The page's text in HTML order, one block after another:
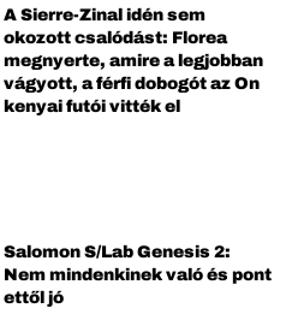
A Sierre-Zinal idén sem
okozott csalódást: Florea
megnyerte, amire a legjobban
vágyott, a férfi dobogót az On
kenyai futói vitték el
Salomon S/Lab Genesis 2:
Nem mindenkinek való és pont
ettől jó